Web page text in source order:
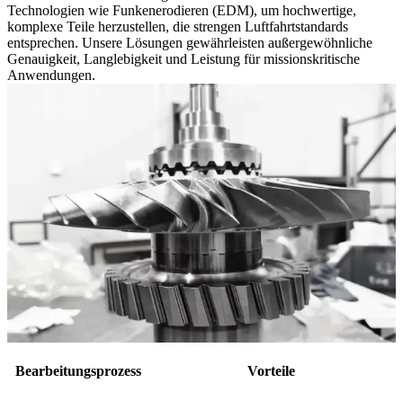
Technologien wie Funkenerodieren (EDM), um hochwertige,
komplexe Teile herzustellen, die strengen Luftfahrtstandards
entsprechen. Unsere Lösungen gewährleisten außergewöhnliche
Genauigkeit, Langlebigkeit und Leistung für missionskritische
Anwendungen.
Bearbeitungsprozess Vorteile